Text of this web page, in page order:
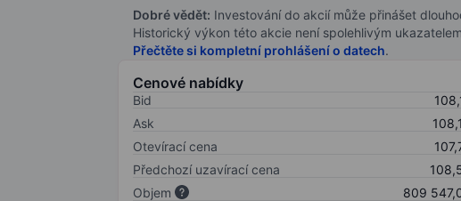
Dobré vědět: Investování do akcií může přinášet
Historický výkon této akcie není spolehlivým
Přečtěte si kompletní prohlášení o datech.
Cenové nabídky
Bid
Ask
Otevírací cena
Předchozí uzavírací cena
Objem
809